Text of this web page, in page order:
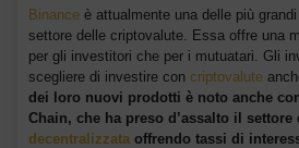
Binance è attualmente una delle più
settore delle criptovalute. Essa offre una
per gli investitori che per i mutuatari. Gli
scegliere di investire con criptovalute
dei loro nuovi prodotti è noto anche
Chain, che ha preso d’assalto il settore
decentralizzata offrendo tassi di